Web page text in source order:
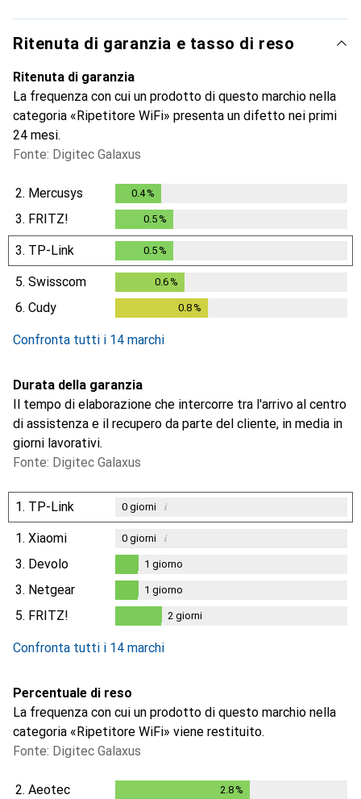
Ritenuta di garanzia e tasso di reso
Ritenuta di garanzia
La frequenza con cui un prodotto di questo marchio nella
categoria «Ripetitore WiFi» presenta un difetto nei primi
24 mesi.
Fonte: Digitec Galaxus
2. Mercusys 0.4%
3. FRITZ! 0.5%
3. TP-Link 0.5%
5. Swisscom 0.6 %
6. Cudy 0.8%
Confronta tutti i 14 marchi
Durata della garanzia
Il tempo di elaborazione che intercorre tra l'arrivo al centro
di assistenza e il recupero da parte del cliente, in media in
giorni lavorativi.
Fonte: Digitec Galaxus
1. TP-Link 0giorni i
1. Xiaomi 0giorni i
3. Devolo
giorno
1 giorno
3. Netgear
giorno
1 giorno
5. FRITZ! 2 giorni
Confronta tutti i 14 marchi
Percentuale di reso
La frequenza con cui un prodotto di questo marchio nella
categoria «Ripetitore WiFi» viene restituito.
Fonte: Digitec Galaxus
2. Aeotec 2.8%